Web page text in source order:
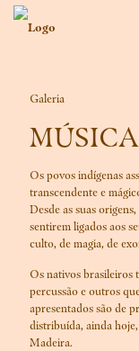
Galeria
MÚSICA
Os povos indígenas
transcendente e
Desde as suas
sentirem ligados aos
culto, de magia, de
Os nativos brasileiros
percussão e outros
apresentados são de
distribuída, ainda
Madeira.